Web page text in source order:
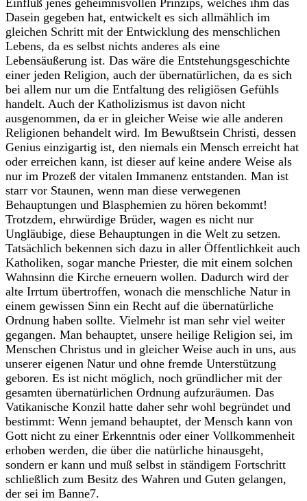
Einfluß jenes geheimnisvollen Prinzips, welches ihm das
Dasein gegeben hat, entwickelt es sich allmählich im
gleichen Schritt mit der Entwicklung des menschlichen
Lebens, da es selbst nichts anderes als eine
Lebensäußerung ist. Das wäre die Entstehungsgeschichte
einer jeden Religion, auch der übernatürlichen, da es sich
bei allem nur um die Entfaltung des religiösen Gefühls
handelt. Auch der Katholizismus ist davon nicht
ausgenommen, da er in gleicher Weise wie alle anderen
Religionen behandelt wird. Im Bewußtsein Christi, dessen
Genius einzigartig ist, den niemals ein Mensch erreicht hat
oder erreichen kann, ist dieser auf keine andere Weise als
nur im Prozeß der vitalen Immanenz entstanden. Man ist
starr vor Staunen, wenn man diese verwegenen
Behauptungen und Blasphemien zu hören bekommt!
Trotzdem, ehrwürdige Brüder, wagen es nicht nur
Ungläubige, diese Behauptungen in die Welt zu setzen.
Tatsächlich bekennen sich dazu in aller Öffentlichkeit auch
Katholiken, sogar manche Priester, die mit einem solchen
Wahnsinn die Kirche erneuern wollen. Dadurch wird der
alte Irrtum übertroffen, wonach die menschliche Natur in
einem gewissen Sinn ein Recht auf die übernatürliche
Ordnung haben sollte. Vielmehr ist man sehr viel weiter
gegangen. Man behauptet, unsere heilige Religion sei, im
Menschen Christus und in gleicher Weise auch in uns, aus
unserer eigenen Natur und ohne fremde Unterstützung
geboren. Es ist nicht möglich, noch gründlicher mit der
gesamten übernatürlichen Ordnung aufzuräumen. Das
Vatikanische Konzil hatte daher sehr wohl begründet und
bestimmt: Wenn jemand behauptet, der Mensch kann von
Gott nicht zu einer Erkenntnis oder einer Vollkommenheit
erhoben werden, die über die natürliche hinausgeht,
sondern er kann und muß selbst in ständigem Fortschritt
schließlich zum Besitz des Wahren und Guten gelangen,
der sei im Banne7.